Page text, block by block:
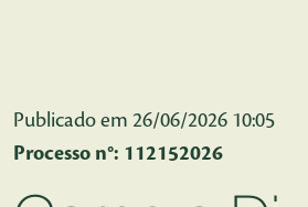
Publicado em 26/06/2026 10:05
Processo n°: 112152026